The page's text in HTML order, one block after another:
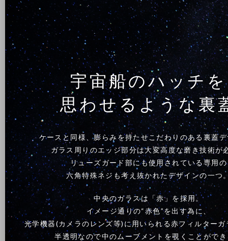
宇宙船のハッチを
思わせるような裏
ケースと同様、膨らみを持たせこだわりのある裏蓋
ガラス周りのエッジ部分は大変高度な磨き技術が
リューズガード部にも使用されている専用の
六角特殊ネジも考え抜かれたデザインの一つ
中央のガラスは「赤」を採用。
イメージ通りの“赤色”を出す為に、
光学機器(カメラのレンズ等)に用いられる赤フィルター
半透明なので中のムーブメントを覗くことがで